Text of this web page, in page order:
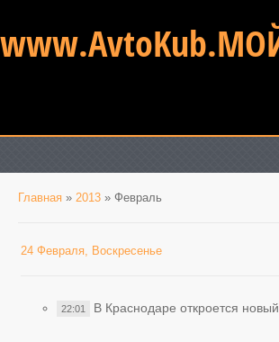
Главная » 2013 » Февраль
24 Февраля, Воскресенье
22:01 В Краснодаре откроется